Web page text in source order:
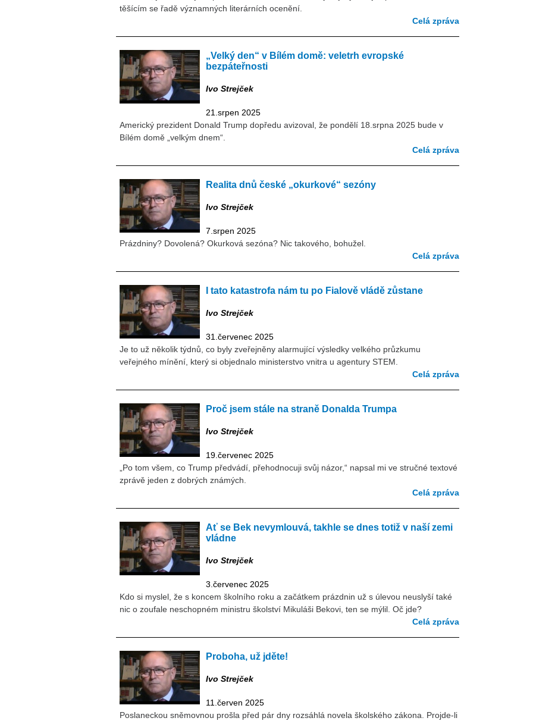
těšícím se řadě významných literárních ocenění.
Celá zpráva
„Velký den“ v Bílém domě: veletrh evropské
bezpáteřnosti
Ivo Strejček
21.srpen 2025
Americký prezident Donald Trump dopředu avizoval, že pondělí 18.srpna 2025 bude v
Bílém domě „velkým dnem“.
Celá zpráva
Realita dnů české „okurkové“ sezóny
Ivo Strejček
7.srpen 2025
Prázdniny? Dovolená? Okurková sezóna? Nic takového, bohužel.
Celá zpráva
I tato katastrofa nám tu po Fialově vládě zůstane
Ivo Strejček
31.červenec 2025
Je to už několik týdnů, co byly zveřejněny alarmující výsledky velkého průzkumu
veřejného mínění, který si objednalo ministerstvo vnitra u agentury STEM.
Celá zpráva
Proč jsem stále na straně Donalda Trumpa
Ivo Strejček
19.červenec 2025
„Po tom všem, co Trump předvádí, přehodnocuji svůj názor,“ napsal mi ve stručné textové
zprávě jeden z dobrých známých.
Celá zpráva
Ať se Bek nevymlouvá, takhle se dnes totiž v naší zemi
vládne
Ivo Strejček
3.červenec 2025
Kdo si myslel, že s koncem školního roku a začátkem prázdnin už s úlevou neuslyší také
nic o zoufale neschopném ministru školství Mikuláši Bekovi, ten se mýlil. Oč jde?
Celá zpráva
Proboha, už jděte!
Ivo Strejček
11.červen 2025
Poslaneckou sněmovnou prošla před pár dny rozsáhlá novela školského zákona. Projde-li